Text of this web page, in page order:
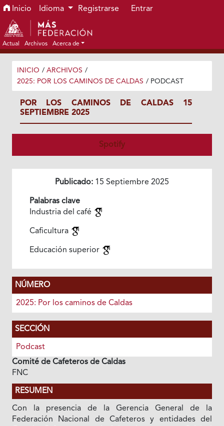
Ir al menú de navegación principal
Ir al contenido principal
Ir al pie de página del sitio
Inicio Idioma Registrarse Entrar
Actual Archivos Acerca de
INICIO / ARCHIVOS /
2025: POR LOS CAMINOS DE CALDAS / PODCAST
POR LOS CAMINOS DE CALDAS 15
SEPTIEMBRE 2025
Spotify
Publicado: 15 Septiembre 2025
Palabras clave
Industria del café
Caficultura
Educación superior
NÚMERO
2025: Por los caminos de Caldas
SECCIÓN
Podcast
Comité de Cafeteros de Caldas
FNC
RESUMEN
Con la presencia de la Gerencia General de la
Federación Nacional de Cafeteros y entidades del